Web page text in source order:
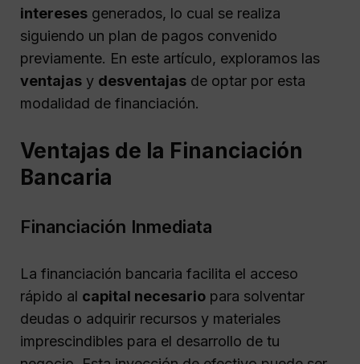
intereses generados, lo cual se realiza
siguiendo un plan de pagos convenido
previamente. En este artículo, exploramos las
ventajas y desventajas de optar por esta
modalidad de financiación.
Ventajas de la Financiación
Bancaria
Financiación Inmediata
La financiación bancaria facilita el acceso
rápido al capital necesario para solventar
deudas o adquirir recursos y materiales
imprescindibles para el desarrollo de tu